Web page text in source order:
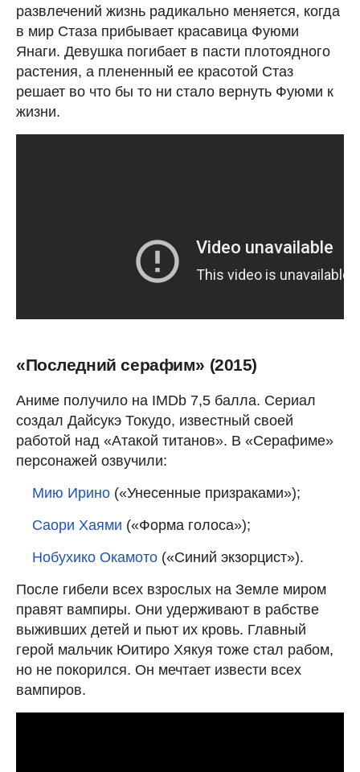
развлечений жизнь радикально меняется, когда
в мир Стаза прибывает красавица Фуюми
Янаги. Девушка погибает в пасти плотоядного
растения, а плененный ее красотой Стаз
решает во что бы то ни стало вернуть Фуюми к
жизни.
«Последний серафим» (2015)
Аниме получило на IMDb 7,5 балла. Сериал
создал Дайсукэ Токудо, известный своей
работой над «Атакой титанов». В «Серафиме»
персонажей озвучили:
Мию Ирино («Унесенные призраками»);
Саори Хаями («Форма голоса»);
Нобухико Окамото («Синий экзорцист»).
После гибели всех взрослых на Земле миром
правят вампиры. Они удерживают в рабстве
выживших детей и пьют их кровь. Главный
герой мальчик Юитиро Хякуя тоже стал рабом,
но не покорился. Он мечтает извести всех
вампиров.